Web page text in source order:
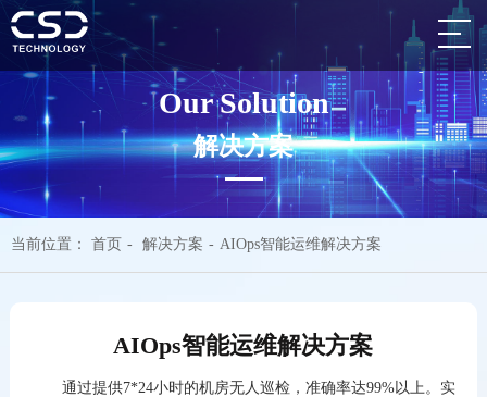
Our Solution
解决方案
当前位置： 首页 - 解决方案 - AIOps智能运维解决方案
AIOps智能运维解决方案
通过提供7*24小时的机房无人巡检，准确率达99%以上。实